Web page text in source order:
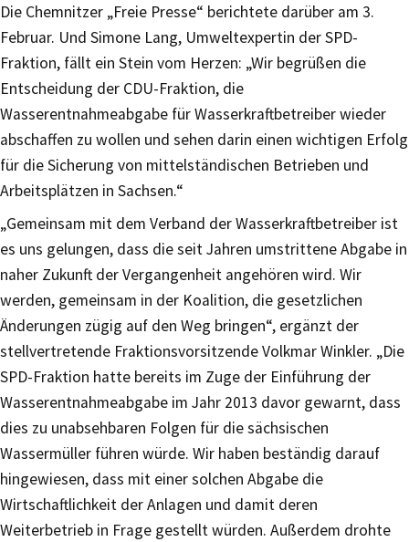
Die Chemnitzer „Freie Presse“ berichtete darüber am 3.
Februar. Und Simone Lang, Umweltexpertin der SPD-
Fraktion, fällt ein Stein vom Herzen: „Wir begrüßen die
Entscheidung der CDU-Fraktion, die
Wasserentnahmeabgabe für Wasserkraftbetreiber wieder
abschaffen zu wollen und sehen darin einen wichtigen Erfolg
für die Sicherung von mittelständischen Betrieben und
Arbeitsplätzen in Sachsen.“
„Gemeinsam mit dem Verband der Wasserkraftbetreiber ist
es uns gelungen, dass die seit Jahren umstrittene Abgabe in
naher Zukunft der Vergangenheit angehören wird. Wir
werden, gemeinsam in der Koalition, die gesetzlichen
Änderungen zügig auf den Weg bringen“, ergänzt der
stellvertretende Fraktionsvorsitzende Volkmar Winkler. „Die
SPD-Fraktion hatte bereits im Zuge der Einführung der
Wasserentnahmeabgabe im Jahr 2013 davor gewarnt, dass
dies zu unabsehbaren Folgen für die sächsischen
Wassermüller führen würde. Wir haben beständig darauf
hingewiesen, dass mit einer solchen Abgabe die
Wirtschaftlichkeit der Anlagen und damit deren
Weiterbetrieb in Frage gestellt würden. Außerdem drohte